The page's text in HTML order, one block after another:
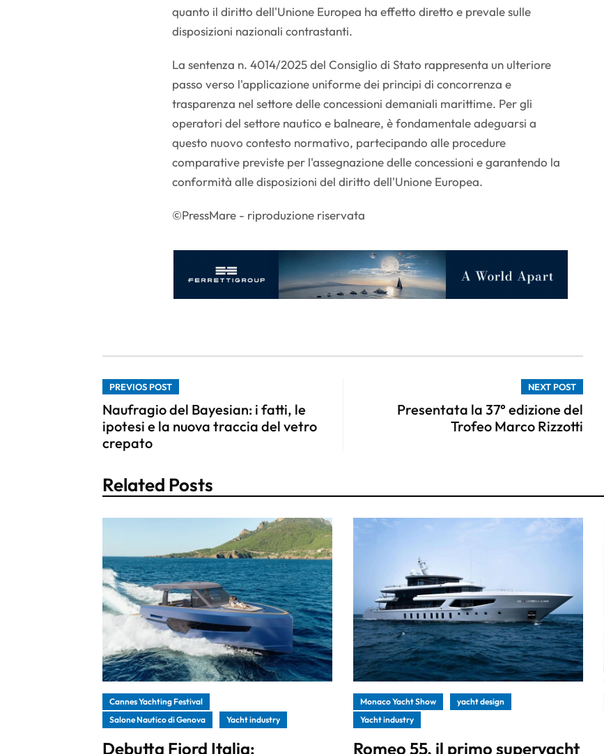
quanto il diritto dell'Unione Europea ha effetto diretto e prevale sulle
disposizioni nazionali contrastanti.
La sentenza n. 4014/2025 del Consiglio di Stato rappresenta un ulteriore
passo verso l'applicazione uniforme dei principi di concorrenza e
trasparenza nel settore delle concessioni demaniali marittime. Per gli
operatori del settore nautico e balneare, è fondamentale adeguarsi a
questo nuovo contesto normativo, partecipando alle procedure
comparative previste per l'assegnazione delle concessioni e garantendo la
conformità alle disposizioni del diritto dell'Unione Europea.
©PressMare - riproduzione riservata
PREVIOS POST
Naufragio del Bayesian: i fatti, le
ipotesi e la nuova traccia del vetro
crepato
NEXT POST
Presentata la 37° edizione del
Trofeo Marco Rizzotti
Related Posts
Cannes Yachting Festival
Salone Nautico di Genova
Yacht industry
Debutta Fjord Italia:
Monaco Yacht Show
yacht design
Yacht industry
Romeo 55, il primo superyacht